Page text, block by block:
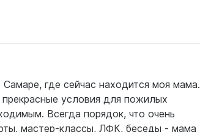
где сейчас находится моя мама.
условия для пожилых
Всегда порядок, что очень
мастер-классы, ЛФК, беседы - мама